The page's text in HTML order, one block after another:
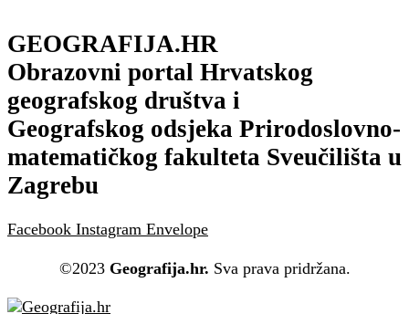
CRISC
220-802
101-400
000-080
70-532
700-501
GEOGRAFIJA.HR
Obrazovni portal Hrvatskog
geografskog društva i
Geografskog odsjeka Prirodoslovno-
matematičkog fakulteta Sveučilišta u
Zagrebu
Facebook Instagram Envelope
©2023 Geografija.hr. Sva prava pridržana.